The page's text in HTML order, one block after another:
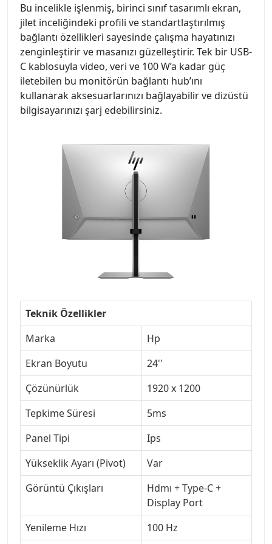
Bu incelikle işlenmiş, birinci sınıf tasarımlı ekran,
jilet inceliğindeki profili ve standartlaştırılmış
bağlantı özellikleri sayesinde çalışma hayatınızı
zenginleştirir ve masanızı güzelleştirir. Tek bir USB-
C kablosuyla video, veri ve 100 W’a kadar güç
iletebilen bu monitörün bağlantı hub’ını
kullanarak aksesuarlarınızı bağlayabilir ve dizüstü
bilgisayarınızı şarj edebilirsiniz.
Teknik Özellikler
Marka
Hp
Ekran Boyutu
24''
Çözünürlük
1920 x 1200
Tepkime Süresi
5ms
Panel Tipi
Ips
Yükseklik Ayarı (Pivot)
Var
Görüntü Çıkışları
Hdmı + Type-C +
Display Port
Yenileme Hızı
100 Hz